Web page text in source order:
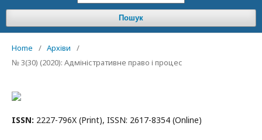
Пошук
Home / Архіви
/
№ 3(30) (2020): Адміністративне право і процес
ISSN: 2227-796X (Print), ISSN: 2617-8354 (Online)